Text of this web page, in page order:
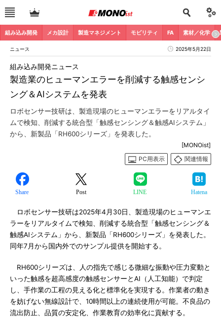
組み込み開発 メカ設計 製造マネジメント モビリティ FA 素材／化学
ニュース 2025年5月22日
製造業のヒューマンエラーを削減する触感センシ
ング＆AIシステムを発表
組み込み開発ニュース
ロボセンサー技研は、製造現場のヒューマンエラーをリアルタイ
ムで検知、削減する統合型「触感センシング＆触感AIシステム」
から、新製品「RH600シリーズ」を発表した。
[MONOist]
PC用表示
関連情報
Share Post LINE Hatena
ロボセンサー技研は2025年4月30日、製造現場のヒューマンエ
ラーをリアルタイムで検知、削減する統合型「触感センシング＆
触感AIシステム」から、新製品「RH600シリーズ」を発表した。
同年7月から国内外でのサンプル提供を開始する。
RH600シリーズは、人の指先で感じる微細な振動や圧力変動と
いった触感を超高感度の触感センサーとAI（人工知能）で判定
し、手作業の工程の見える化と標準化を実現する。作業者の動き
を妨げない無線設計で、10時間以上の連続使用が可能。不良品の
流出防止、品質の安定化、作業教育の効率化に貢献する。